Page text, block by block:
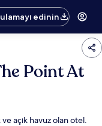
edinin
Point At
açık havuz olan otel.